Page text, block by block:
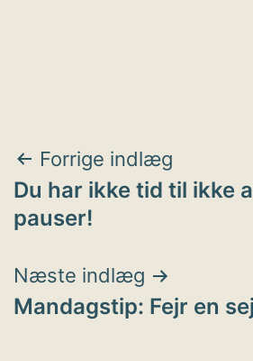
Forrige indlæg
Du har ikke tid til ikke
pauser!
Næste indlæg
Mandagstip: Fejr en